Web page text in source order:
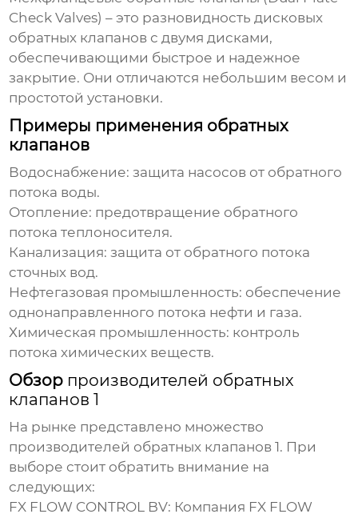
Check Valves) – это разновидность дисковых
обратных клапанов с двумя дисками,
обеспечивающими быстрое и надежное
закрытие. Они отличаются небольшим весом и
простотой установки.
Примеры применения обратных
клапанов
Водоснабжение: защита насосов от обратного
потока воды.
Отопление: предотвращение обратного
потока теплоносителя.
Канализация: защита от обратного потока
сточных вод.
Нефтегазовая промышленность: обеспечение
однонаправленного потока нефти и газа.
Химическая промышленность: контроль
потока химических веществ.
Обзор производителей обратных
клапанов 1
На рынке представлено множество
производителей обратных клапанов 1. При
выборе стоит обратить внимание на
следующих:
FX FLOW CONTROL BV: Компания FX FLOW